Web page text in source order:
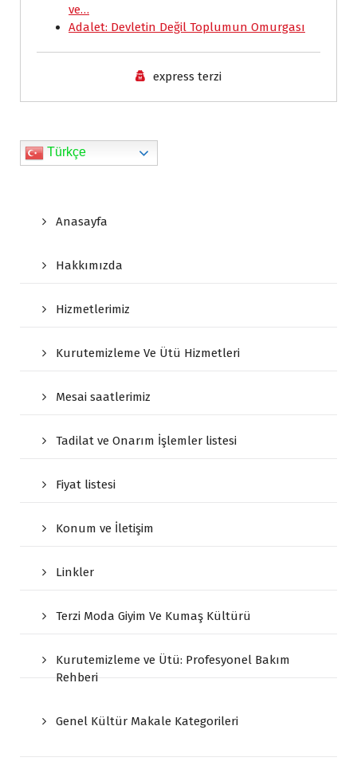
n
d
l
y
ve…
Adalet: Devletin Değil Toplumun Omurgası
express terzi
Türkçe
Anasayfa
Hakkımızda
Hizmetlerimiz
Kurutemizleme Ve Ütü Hizmetleri
Mesai saatlerimiz
Tadilat ve Onarım İşlemler listesi
Fiyat listesi
Konum ve İletişim
Linkler
Terzi Moda Giyim Ve Kumaş Kültürü
Kurutemizleme ve Ütü: Profesyonel Bakım
Rehberi
Genel Kültür Makale Kategorileri